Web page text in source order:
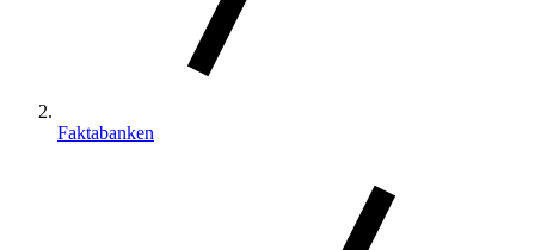
Faktabanken